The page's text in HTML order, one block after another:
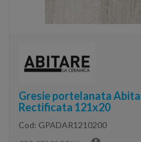
Gresie portelanata
Rectificata 121x20
Cod: GPADAR1210200